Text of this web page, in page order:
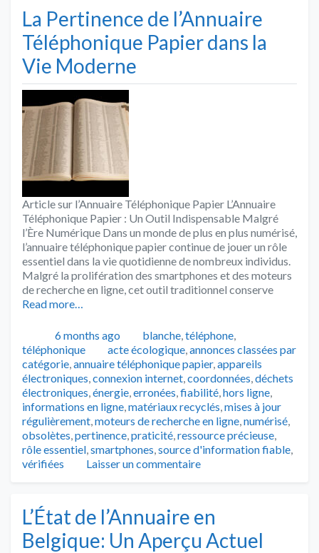
La Pertinence de l’Annuaire
Téléphonique Papier dans la
Vie Moderne
Article sur l’Annuaire Téléphonique Papier L’Annuaire
Téléphonique Papier : Un Outil Indispensable Malgré
l’Ère Numérique Dans un monde de plus en plus numérisé,
l’annuaire téléphonique papier continue de jouer un rôle
essentiel dans la vie quotidienne de nombreux individus.
Malgré la prolifération des smartphones et des moteurs
de recherche en ligne, cet outil traditionnel conserve
Read more…
Publié
6 months ago Catégories
blanche,téléphone,
téléphonique
Tags
acte écologique,annonces classées par
catégorie,annuaire téléphonique papier,appareils
électroniques,connexion internet,coordonnées,déchets
électroniques,énergie,erronées,fiabilité,hors ligne,
informations en ligne,matériaux recyclés,mises à jour
régulièrement,moteurs de recherche en ligne,numérisé,
obsolètes,pertinence,praticité,ressource précieuse,
rôle essentiel,smartphones,source d'information fiable,
vérifiées
Laisser un commentaire
L’État de l’Annuaire en
Belgique: Un Aperçu Actuel